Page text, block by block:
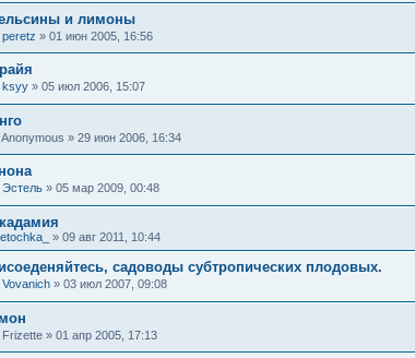
и лимоны
peretz » 01 июн 2005, 16:56
ksyy » 05 июл 2006, 15:07
Anonymous » 29 июн 2006, 16:34
Эстель » 05 мар 2009, 00:48
» 09 авг 2011, 10:44
садоводы субтропических плодовых.
Vovanich » 03 июл 2007, 09:08
Frizette » 01 апр 2005, 17:13